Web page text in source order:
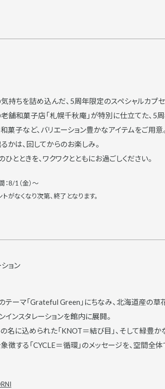
気持ちを詰め込んだ、5周年限定のスペシャルカプセ
舗和菓子店「札幌千秋庵」が特別に仕立てた、5
菓子など、バリエーション豊かなアイテムをご用意
かは、回してからのお楽しみ。
ひとときを、ワクワクとともにお過ごしください。
：8/1（金）～
がなくなり次第、終了となります。
ョン
インスタレーションを館内に展開。
名に込められた「KNOT＝結び目」、そして緑豊
徴する「CYCLE＝循環」のメッセージを、空間全